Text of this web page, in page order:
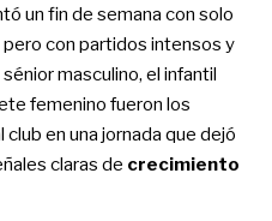
un fin de semana con solo
con partidos intensos y
masculino, el infantil
femenino fueron los
en una jornada que dejó
claras de crecimiento